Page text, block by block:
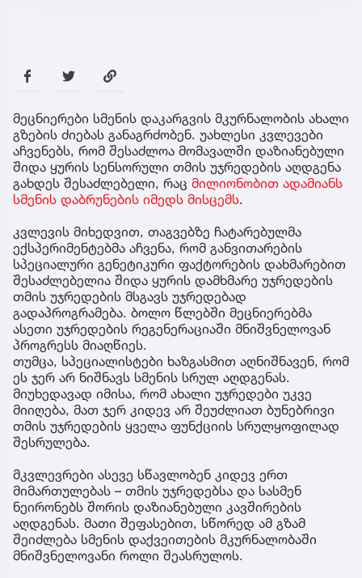
მეცნიერები სმენის დაკარგვის მკურნალობის ახალი
გზების ძიებას განაგრძობენ. უახლესი კვლევები
აჩვენებს, რომ შესაძლოა მომავალში დაზიანებული
შიდა ყურის სენსორული თმის უჯრედების აღდგენა
გახდეს შესაძლებელი, რაც მილიონობით ადამიანს
სმენის დაბრუნების იმედს მისცემს.
კვლევის მიხედვით, თაგვებზე ჩატარებულმა
ექსპერიმენტებმა აჩვენა, რომ განვითარების
სპეციალური გენეტიკური ფაქტორების დახმარებით
შესაძლებელია შიდა ყურის დამხმარე უჯრედების
თმის უჯრედების მსგავს უჯრედებად
გადაპროგრამება. ბოლო წლებში მეცნიერებმა
ასეთი უჯრედების რეგენერაციაში მნიშვნელოვან
პროგრესს მიაღწიეს.
თუმცა, სპეციალისტები ხაზგასმით აღნიშნავენ, რომ
ეს ჯერ არ ნიშნავს სმენის სრულ აღდგენას.
მიუხედავად იმისა, რომ ახალი უჯრედები უკვე
მიიღება, მათ ჯერ კიდევ არ შეუძლიათ ბუნებრივი
თმის უჯრედების ყველა ფუნქციის სრულყოფილად
შესრულება.
მკვლევრები ასევე სწავლობენ კიდევ ერთ
მიმართულებას – თმის უჯრედებსა და სასმენ
ნეირონებს შორის დაზიანებული კავშირების
აღდგენას. მათი შეფასებით, სწორედ ამ გზამ
შეიძლება სმენის დაქვეითების მკურნალობაში
მნიშვნელოვანი როლი შეასრულოს.